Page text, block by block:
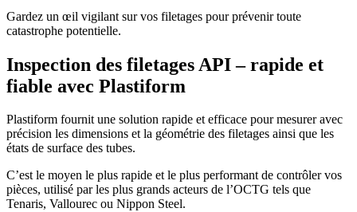
Gardez un œil vigilant sur vos filetages pour prévenir toute
catastrophe potentielle.
Inspection des filetages API – rapide et
fiable avec Plastiform
Plastiform fournit une solution rapide et efficace pour mesurer avec
précision les dimensions et la géométrie des filetages ainsi que les
états de surface des tubes.
C’est le moyen le plus rapide et le plus performant de contrôler vos
pièces, utilisé par les plus grands acteurs de l’OCTG tels que
Tenaris, Vallourec ou Nippon Steel.